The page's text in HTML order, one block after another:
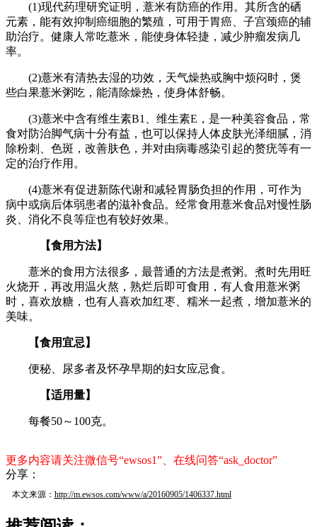
(1)现代药理研究证明，薏米有防癌的作用。其所含的硒
元素，能有效抑制癌细胞的繁殖，可用于胃癌、子宫颈癌的辅
助治疗。健康人常吃薏米，能使身体轻捷，减少肿瘤发病几
率。
(2)薏米有清热去湿的功效，天气燥热或胸中烦闷时，煲
些白果薏米粥吃，能清除燥热，使身体舒畅。
(3)薏米中含有维生素B1、维生素E，是一种美容食品，常
食对防治脚气病十分有益，也可以保持人体皮肤光泽细腻，消
除粉刺、色斑，改善肤色，并对由病毒感染引起的赘疣等有一
定的治疗作用。
(4)薏米有促进新陈代谢和减轻胃肠负担的作用，可作为
病中或病后体弱患者的滋补食品。经常食用薏米食品对慢性肠
炎、消化不良等症也有较好效果。
【食用方法】
薏米的食用方法很多，最普通的方法是煮粥。煮时先用旺
火烧开，再改用温火熬，熟烂后即可食用，有人食用薏米粥
时，喜欢放糖，也有人喜欢加红枣、糯米一起煮，增加薏米的
美味。
【食用宜忌】
便秘、尿多者及怀孕早期的妇女应忌食。
【适用量】
每餐50～100克。
更多内容请关注微信号“ewsos1”、在线问答“ask_doctor”
分享：
本文来源： http://m.ewsos.com/www/a/20160905/1406337.html